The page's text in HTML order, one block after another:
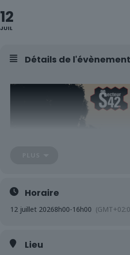
12
JUIL
Détails de l'évènement
Horaire
12 juillet 20268h00-16h00
Lieu